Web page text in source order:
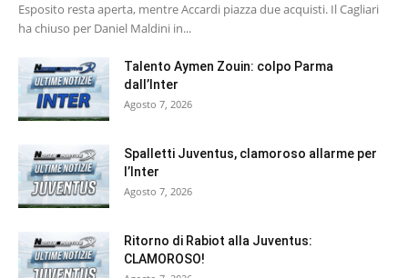
Esposito resta aperta, mentre Accardi piazza due acquisti. Il Cagliari
ha chiuso per Daniel Maldini in...
Talento Aymen Zouin: colpo Parma
dall’Inter
Agosto 7, 2026
Spalletti Juventus, clamoroso allarme per
l’Inter
Agosto 7, 2026
Ritorno di Rabiot alla Juventus:
CLAMOROSO!